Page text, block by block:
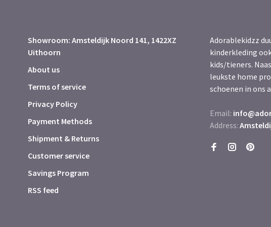
Showroom: Amsteldijk Noord 141, 1422XZ
Uithoorn
About us
Terms of service
Privacy Policy
Payment Methods
Shipment & Returns
Customer service
Savings Program
RSS feed
Adorablekidzz
kinderkleding
kids/tieners.
leukste home
schoenen in ons
Email:
Address: